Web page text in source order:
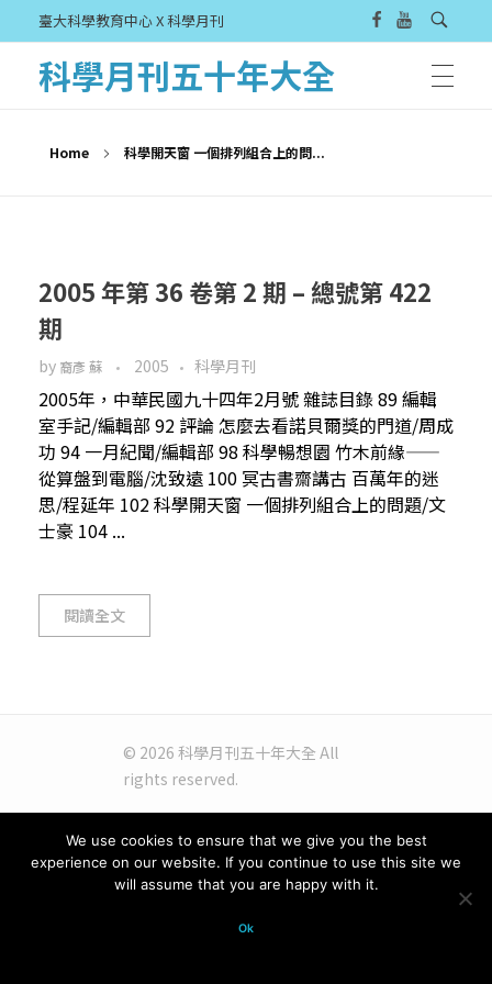
臺大科學教育中心 X 科學月刊
科學月刊五十年大全
Home 科學開天窗 一個排列組合上的問...
2005 年第 36 卷第 2 期 – 總號第 422
期
by 裔彥 蘇 2005 科學月刊
2005年，中華民國九十四年2月號 雜誌目錄 89 編輯
室手記/編輯部 92 評論 怎麼去看諾貝爾獎的門道/周成
功 94 一月紀聞/編輯部 98 科學暢想園 竹木前緣——
從算盤到電腦/沈致遠 100 冥古書齋講古 百萬年的迷
思/程延年 102 科學開天窗 一個排列組合上的問題/文
士豪 104 ...
閱讀全文
© 2026 科學月刊五十年大全 All
rights reserved.
We use cookies to ensure that we give you the best
experience on our website. If you continue to use this site we
will assume that you are happy with it.
Ok